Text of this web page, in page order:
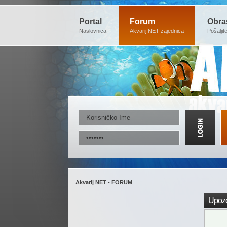
Portal
Naslovnica
Forum
Akvarij.NET zajednica
Akvarij NET - FORUM